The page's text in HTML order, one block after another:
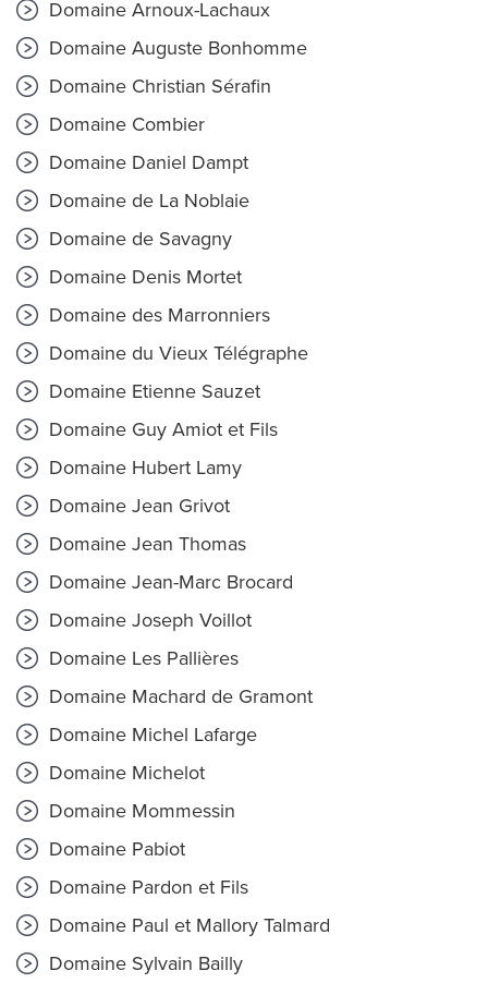
Domaine Arnoux-Lachaux
Domaine Auguste Bonhomme
Domaine Christian Sérafin
Domaine Combier
Domaine Daniel Dampt
Domaine de La Noblaie
Domaine de Savagny
Domaine Denis Mortet
Domaine des Marronniers
Domaine du Vieux Télégraphe
Domaine Etienne Sauzet
Domaine Guy Amiot et Fils
Domaine Hubert Lamy
Domaine Jean Grivot
Domaine Jean Thomas
Domaine Jean-Marc Brocard
Domaine Joseph Voillot
Domaine Les Pallières
Domaine Machard de Gramont
Domaine Michel Lafarge
Domaine Michelot
Domaine Mommessin
Domaine Pabiot
Domaine Pardon et Fils
Domaine Paul et Mallory Talmard
Domaine Sylvain Bailly